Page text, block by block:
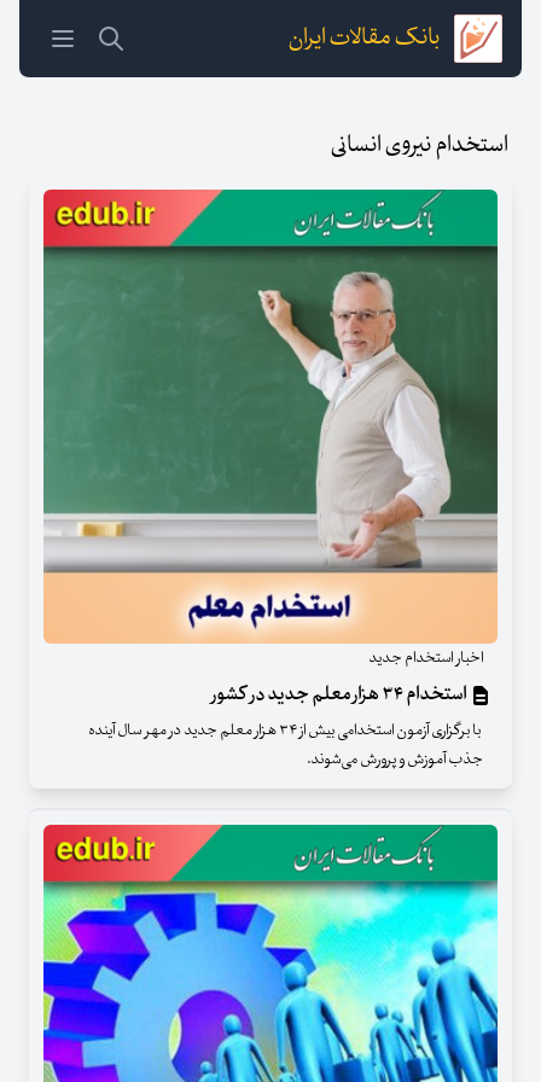
بانک مقالات ایران
استخدام نیروی انسانی
اخبار استخدام جدید
استخدام ۳۴ هزار معلم جدید در کشور
با برگزاری آزمون استخدامی بیش از ۳۴ هزار معلم جدید در مهر سال آینده
جذب آموزش و پرورش می‌شوند.